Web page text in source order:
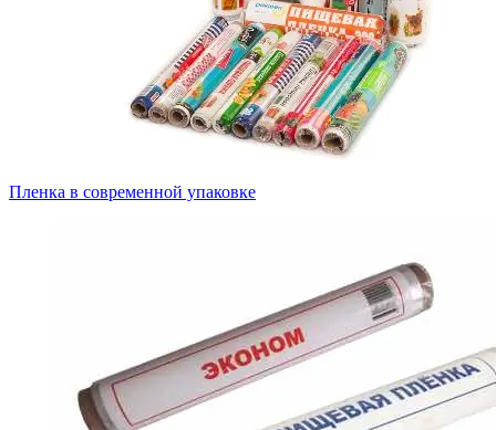
Пленка в современной упаковке